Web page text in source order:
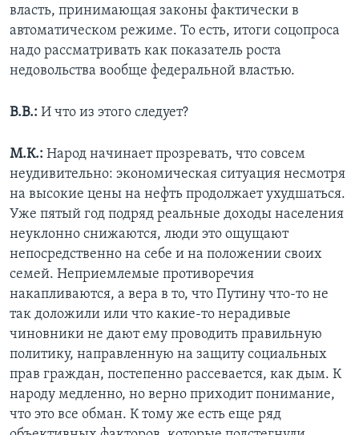
власть, принимающая законы фактически в
автоматическом режиме. То есть, итоги соцопроса
надо рассматривать как показатель роста
недовольства вообще федеральной властью.
В.В.: И что из этого следует?
М.К.: Народ начинает прозревать, что совсем
неудивительно: экономическая ситуация несмотря
на высокие цены на нефть продолжает ухудшаться.
Уже пятый год подряд реальные доходы населения
неуклонно снижаются, люди это ощущают
непосредственно на себе и на положении своих
семей. Неприемлемые противоречия
накапливаются, а вера в то, что Путину что-то не
так доложили или что какие-то нерадивые
чиновники не дают ему проводить правильную
политику, направленную на защиту социальных
прав граждан, постепенно рассевается, как дым. К
народу медленно, но верно приходит понимание,
что это все обман. К тому же есть еще ряд